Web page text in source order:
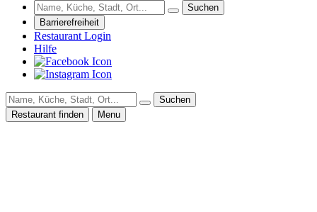
Suchen
Barrierefreiheit
Restaurant Login
Hilfe
Suchen
Restaurant finden
Menu